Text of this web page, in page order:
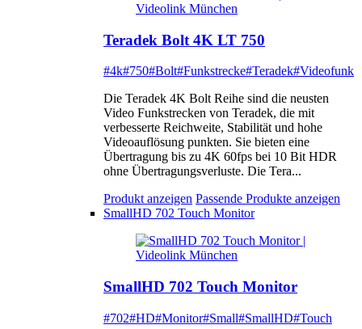
Teradek Bolt 4K LT 750
#4k#750#Bolt#Funkstrecke#Teradek#Videofunk
Die Teradek 4K Bolt Reihe sind die neusten
Video Funkstrecken von Teradek, die mit
verbesserte Reichweite, Stabilität und hohe
Videoauflösung punkten. Sie bieten eine
Übertragung bis zu 4K 60fps bei 10 Bit HDR
ohne Übertragungsverluste. Die Tera...
Produkt anzeigen Passende Produkte anzeigen
SmallHD 702 Touch Monitor
SmallHD 702 Touch Monitor
#702#HD#Monitor#Small#SmallHD#Touch